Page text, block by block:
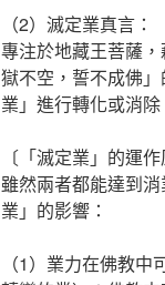
（2）滅定業真言：
專注於地藏王菩薩
獄不空，誓不成佛
業」進行轉化或消除
〔「滅定業」的運作
雖然兩者都能達到
業」的影響：
（1）業力在佛教